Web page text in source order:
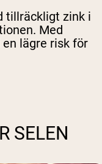
tillräckligt zink i
Med
lägre risk för
SELEN